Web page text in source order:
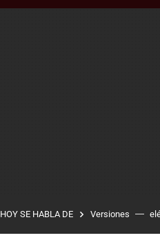
HOY SE HABLA DE Versiones